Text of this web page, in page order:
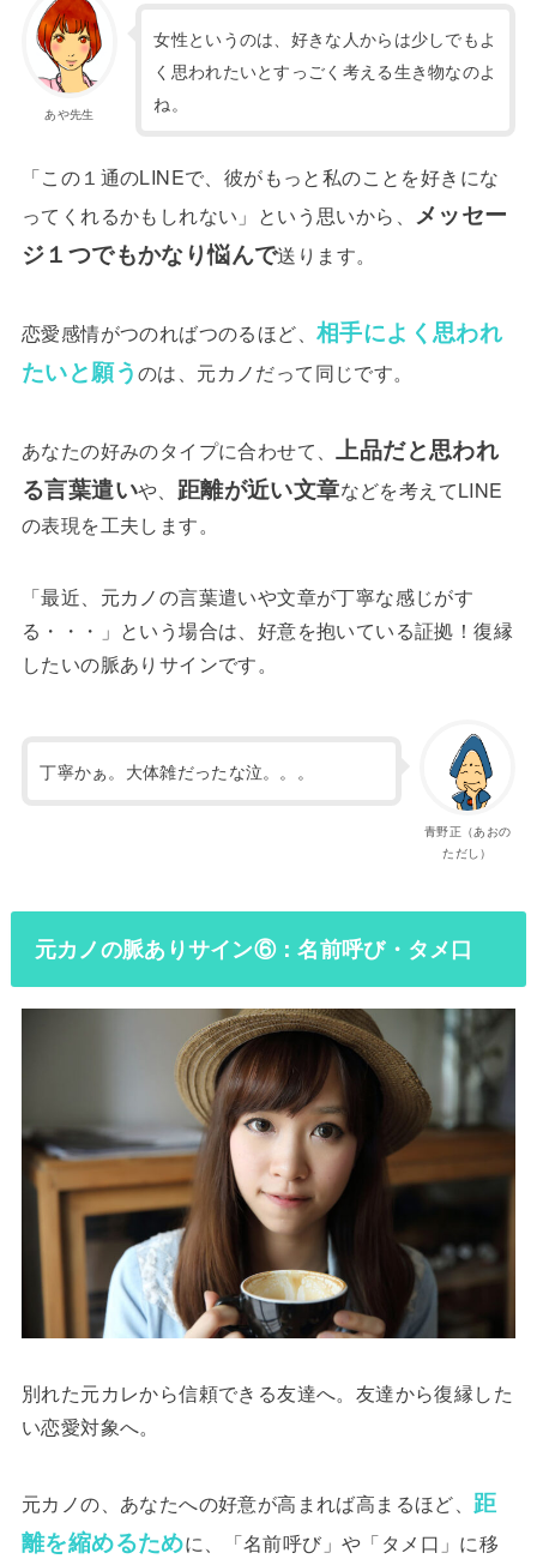
あや先生
女性というのは、好きな人からは少しでもよ
く思われたいとすっごく考える生き物なのよ
ね。
「この１通のLINEで、彼がもっと私のことを好きにな
ってくれるかもしれない」という思いから、 メッセー
ジ１つでもかなり悩んで送ります。
恋愛感情がつのればつのるほど、 相手によく思われ
たいと願うのは、元カノだって同じです。
あなたの好みのタイプに合わせて、上品だと思われ
る言葉遣いや、 距離が近い文章などを考えてLINE
の表現を工夫します。
「最近、元カノの言葉遣いや文章が丁寧な感じがす
る・・・」という場合は、好意を抱いている証拠！復縁
したいの脈ありサインです。
青野正（あおの
ただし）
丁寧かぁ。大体雑だったな泣。。。
元カノの脈ありサイン⑥：名前呼び・タメ口
別れた元カレから信頼できる友達へ。友達から復縁した
い恋愛対象へ。
元カノの、あなたへの好意が高まれば高まるほど、 距
離を縮めるために、「名前呼び」や「タメ口」に移